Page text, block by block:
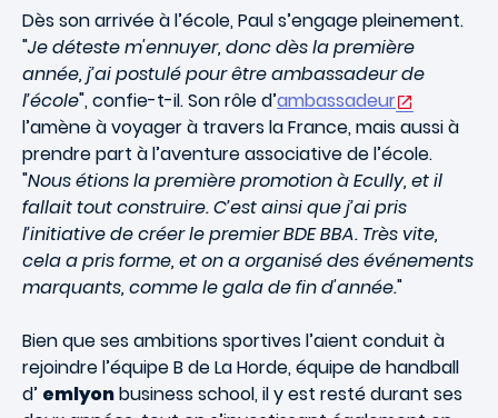
Dès son arrivée à l’école, Paul s’engage pleinement.
"Je déteste m'ennuyer, donc dès la première
année, j’ai postulé pour être ambassadeur de
l’école", confie-t-il. Son rôle d’ambassadeur
l’amène à voyager à travers la France, mais aussi à
prendre part à l’aventure associative de l’école.
"Nous étions la première promotion à Ecully, et il
fallait tout construire. C’est ainsi que j’ai pris
l’initiative de créer le premier BDE BBA. Très vite,
cela a pris forme, et on a organisé des événements
marquants, comme le gala de fin d'année."
Bien que ses ambitions sportives l’aient conduit à
rejoindre l’équipe B de La Horde, équipe de handball
d’ emlyonbusiness school, il y est resté durant ses